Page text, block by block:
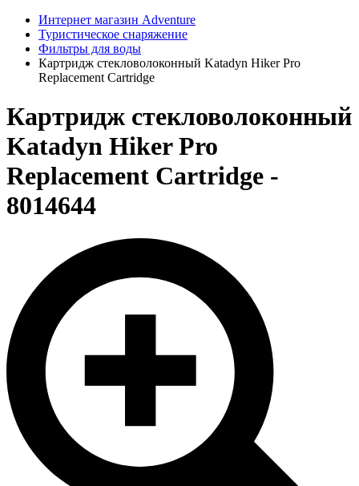
Интернет магазин Adventure
Туристическое снаряжение
Фильтры для воды
Картридж стекловолоконный Katadyn Hiker Pro
Replacement Cartridge
Картридж стекловолоконный
Katadyn Hiker Pro
Replacement Cartridge -
8014644